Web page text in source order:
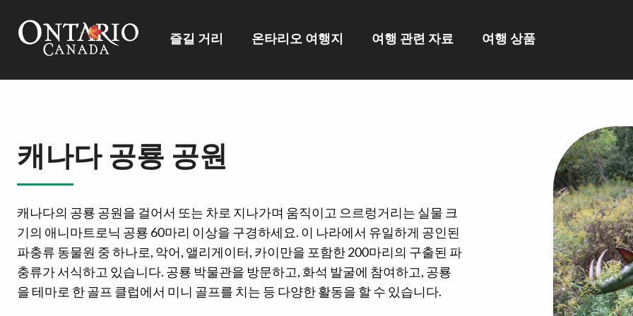
즐길 거리 온타리오 여행지 여행 관련 자료 여행 상품
캐나다 공룡 공원
캐나다의 공룡 공원을 걸어서 또는 차로 지나가며 움직이고 으르렁거리는 실물 크
기의 애니마트로닉 공룡 60마리 이상을 구경하세요. 이 나라에서 유일하게 공인된
파충류 동물원 중 하나로, 악어, 앨리게이터, 카이만을 포함한 200마리의 구출된 파
충류가 서식하고 있습니다. 공룡 박물관을 방문하고, 화석 발굴에 참여하고, 공룡
을 테마로 한 골프 클럽에서 미니 골프를 치는 등 다양한 활동을 할 수 있습니다.